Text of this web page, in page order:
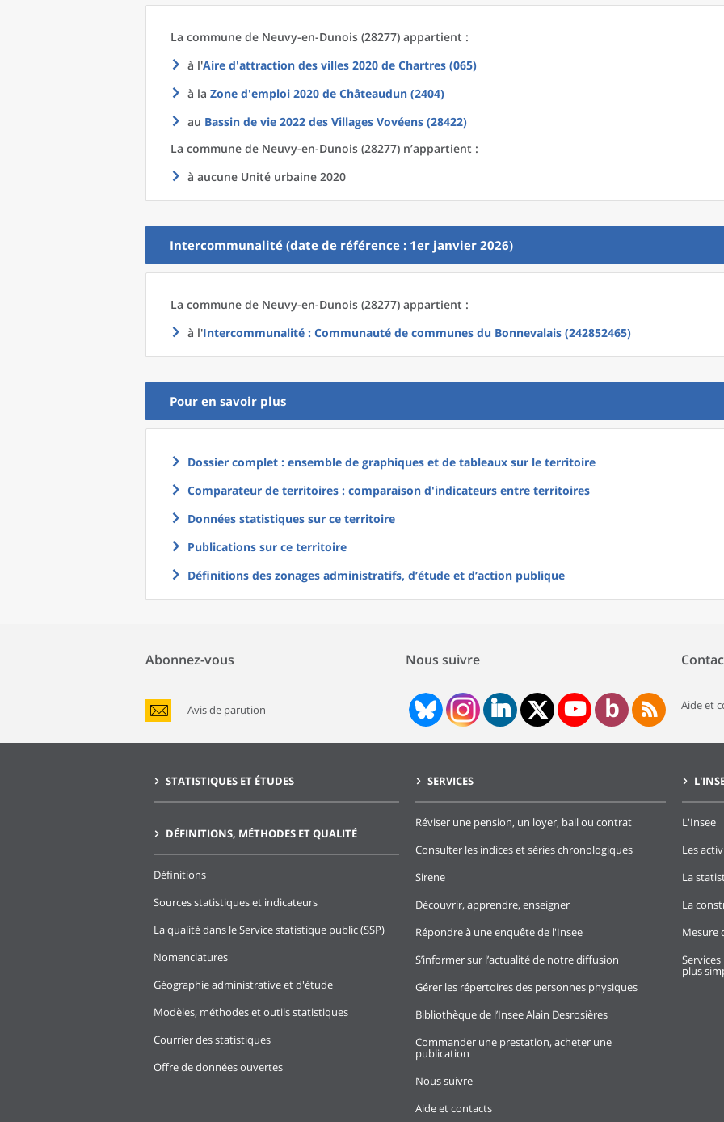
La commune de Neuvy-en-Dunois (28277) appartient :
à l'Aire d'attraction des villes 2020 de Chartres (065)
à la Zone d'emploi 2020 de Châteaudun (2404)
au Bassin de vie 2022 des Villages Vovéens (28422)
La commune de Neuvy-en-Dunois (28277) n’appartient :
à aucune Unité urbaine 2020
Intercommunalité (date de référence : 1er janvier 2026)
La commune de Neuvy-en-Dunois (28277) appartient :
à l'Intercommunalité : Communauté de communes du Bonnevalais (242852465)
Pour en savoir plus
Dossier complet : ensemble de graphiques et de tableaux sur le territoire
Comparateur de territoires : comparaison d'indicateurs entre territoires
Données statistiques sur ce territoire
Publications sur ce territoire
Définitions des zonages administratifs, d’étude et d’action publique
Abonnez-vous
Avis de parution
Nous suivre
Aide et
STATISTIQUES ET ÉTUDES
DÉFINITIONS, MÉTHODES ET QUALITÉ
Définitions
Sources statistiques et indicateurs
La qualité dans le Service statistique public (SSP)
Nomenclatures
Géographie administrative et d'étude
Modèles, méthodes et outils statistiques
Courrier des statistiques
Offre de données ouvertes
SERVICES
Réviser une pension, un loyer, bail ou contrat
Consulter les indices et séries chronologiques
Sirene
Découvrir, apprendre, enseigner
Répondre à une enquête de l'Insee
S’informer sur l’actualité de notre diffusion
Gérer les répertoires des personnes physiques
Bibliothèque de l’Insee Alain Desrosières
Commander une prestation, acheter une
publication
Nous suivre
Aide et contacts
L'Insee
Les
La
La
Mesure
plus